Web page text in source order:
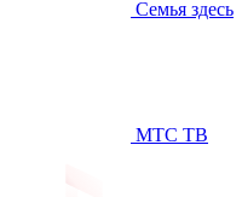
Семья здесь
МТС ТВ